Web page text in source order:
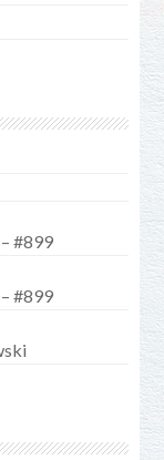
#899
#899